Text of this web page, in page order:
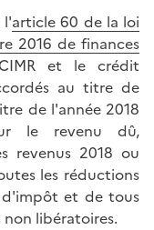
l'article 60 de la loi
2016 de finances
et le crédit
au titre de
de l'année 2018
le revenu dû,
revenus 2018 ou
les réductions
et de tous
libératoires.